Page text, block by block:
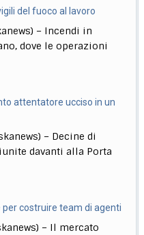
così da guidare"
di Lando Norris nel
attentatore ucciso in un
– Decine di
davanti alla Porta
costruire team di agenti
– Il mercato
a crescere, ma c’è
un uomo nascosto in un